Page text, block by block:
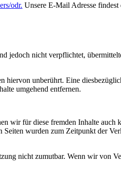
odr. Unsere E-Mail Adresse findest
jedoch nicht verpflichtet,
unberührt. Eine
umgehend entfernen.
wir für diese fremden Inhalte auch
wurden zum Zeitpunkt der
nicht zumutbar. Wenn wir von